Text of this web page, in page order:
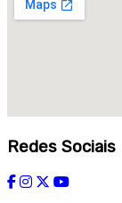
Redes Sociais